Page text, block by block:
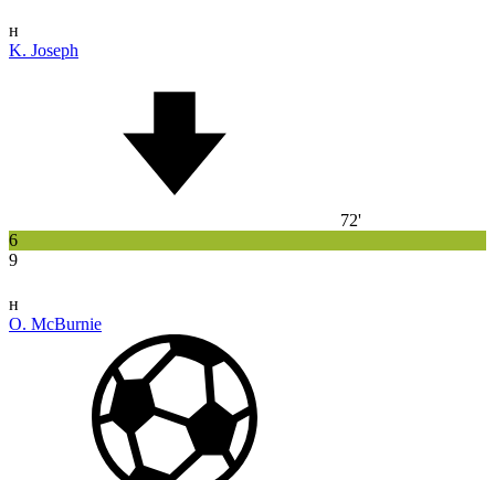
н
K. Joseph
72'
6
9
н
O. McBurnie